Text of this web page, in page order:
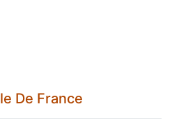
De France